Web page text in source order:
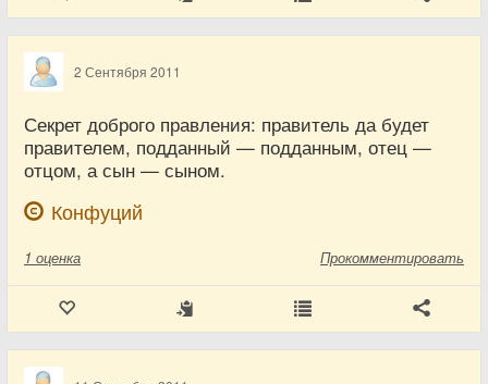
2 Сентября 2011
Секрет доброго правления: правитель да будет
правителем, подданный — подданным, отец —
отцом, а сын — сыном.
Конфуций
1 оценка Прокомментировать